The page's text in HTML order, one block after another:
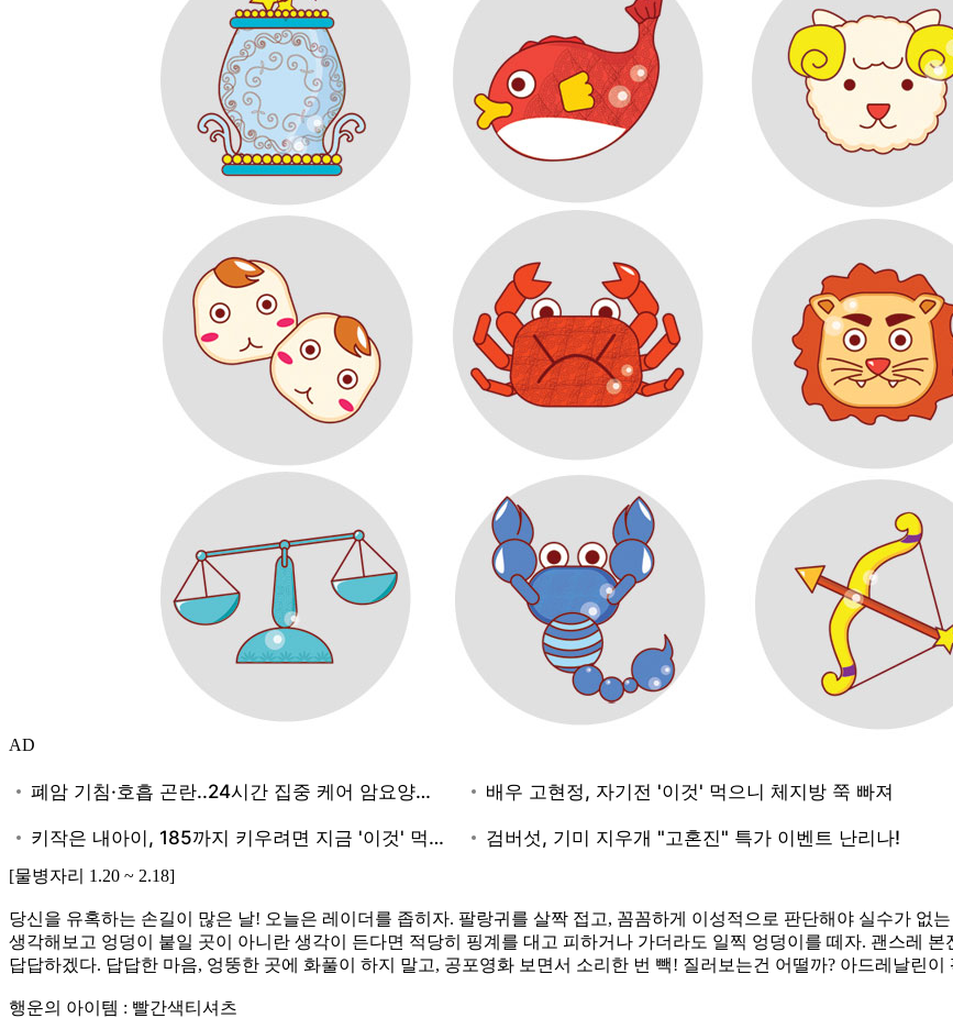
AD
[물병자리 1.20 ~ 2.18]
당신을 유혹하는 손길이 많은 날! 오늘은 레이더를 좁히자. 팔랑귀를 살짝 접고, 꼼꼼하게 이성적으로 판단해야 실수가 없
생각해보고 엉덩이 붙일 곳이 아니란 생각이 든다면 적당히 핑계를 대고 피하거나 가더라도 일찍 엉덩이를 떼자. 괜스레
답답하겠다. 답답한 마음, 엉뚱한 곳에 화풀이 하지 말고, 공포영화 보면서 소리한 번 빽! 질러보는건 어떨까? 아드레날린이
행운의 아이템 : 빨간색티셔츠